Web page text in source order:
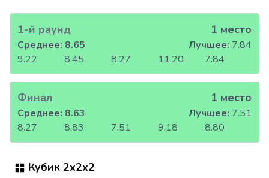
1-й раунд 1 место
9.22 8.45 8.27 11.20 7.84
Среднее: 8.65 Лучшее: 7.84
Финал 1 место
8.27 8.83 7.51 9.18 8.80
Среднее: 8.63 Лучшее: 7.51
Кубик 2x2x2